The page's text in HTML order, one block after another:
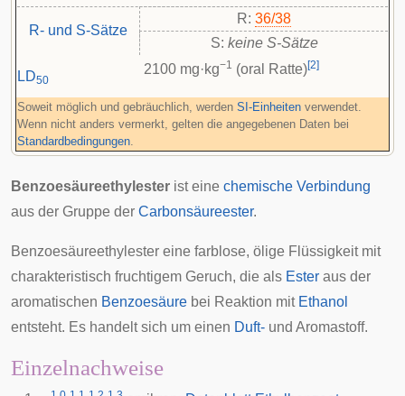
R- und S-Sätze
R: 36/38
S: keine S-Sätze
LD50
2100 mg·kg−1 (oral Ratte)[2]
Soweit möglich und gebräuchlich, werden SI-Einheiten verwendet.
Wenn nicht anders vermerkt, gelten die angegebenen Daten bei
Standardbedingungen.
Benzoesäureethylester ist eine chemische Verbindung
aus der Gruppe der Carbonsäureester.
Benzoesäureethylester eine farblose, ölige Flüssigkeit mit
charakteristisch fruchtigem Geruch, die als Ester aus der
aromatischen Benzoesäure bei Reaktion mit Ethanol
entsteht. Es handelt sich um einen Duft- und Aromastoff.
Einzelnachweise